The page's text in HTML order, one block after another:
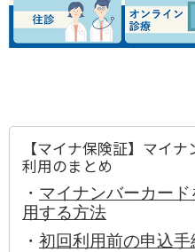
【マイナ保険証】マイ
利用のまとめ
・ マイナンバーカー
用する方法
・ 初回利用前の申込手